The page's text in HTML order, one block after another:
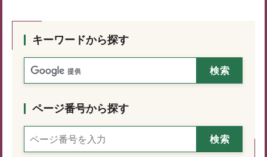
キーワードから探す
ページ番号から探す